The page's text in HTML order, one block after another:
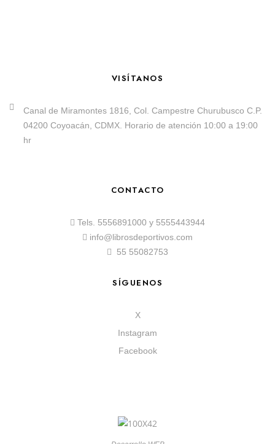
VISÍTANOS
Canal de Miramontes 1816, Col. Campestre Churubusco C.P.
04200 Coyoacán, CDMX. Horario de atención 10:00 a 19:00
hr
CONTACTO
Tels. 5556891000 y 5555443944
info@librosdeportivos.com
55 55082753
SÍGUENOS
X
Instagram
Facebook